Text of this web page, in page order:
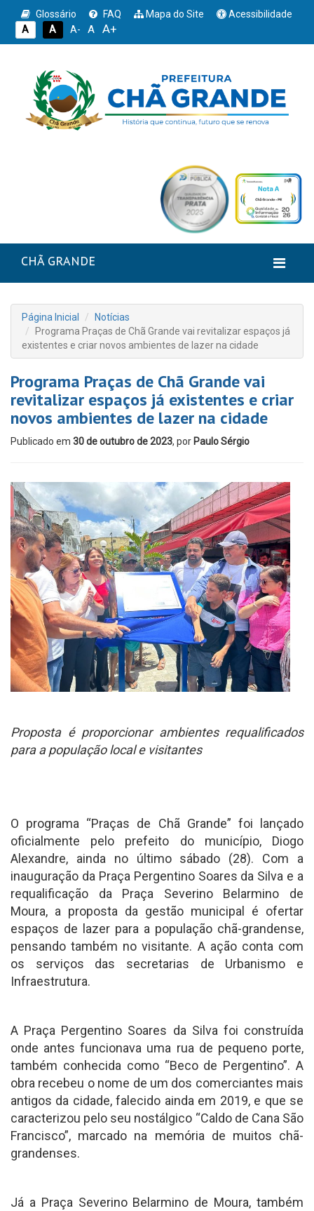
Glossário FAQ Mapa do Site
Acessibilidade
A
A A- A A+
CHÃ GRANDE
Página Inicial
Notícias
Programa Praças de Chã Grande vai revitalizar espaços já
existentes e criar novos ambientes de lazer na cidade
Programa Praças de Chã Grande vai
revitalizar espaços já existentes e criar
novos ambientes de lazer na cidade
Publicado em 30 de outubro de 2023, por Paulo Sérgio
Proposta é proporcionar ambientes requalificados
para a população local e visitantes
O programa “Praças de Chã Grande” foi lançado
oficialmente pelo prefeito do município, Diogo
Alexandre, ainda no último sábado (28). Com a
inauguração da Praça Pergentino Soares da Silva e a
requalificação da Praça Severino Belarmino de
Moura, a proposta da gestão municipal é ofertar
espaços de lazer para a população chã-grandense,
pensando também no visitante. A ação conta com
os serviços das secretarias de Urbanismo e
Infraestrutura.
A Praça Pergentino Soares da Silva foi construída
onde antes funcionava uma rua de pequeno porte,
também conhecida como “Beco de Pergentino”. A
obra recebeu o nome de um dos comerciantes mais
antigos da cidade, falecido ainda em 2019, e que se
caracterizou pelo seu nostálgico “Caldo de Cana São
Francisco”, marcado na memória de muitos chã-
grandenses.
Já a Praça Severino Belarmino de Moura, também